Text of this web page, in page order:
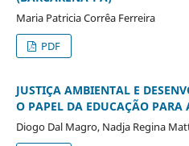
Maria Patricia Corrêa Ferreira
PDF
JUSTIÇA AMBIENTAL E
O PAPEL DA EDUCAÇÃO
Diogo Dal Magro, Nadja Regina